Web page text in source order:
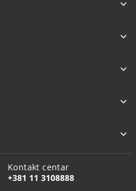
Kontakt centar
+381 11 3108888